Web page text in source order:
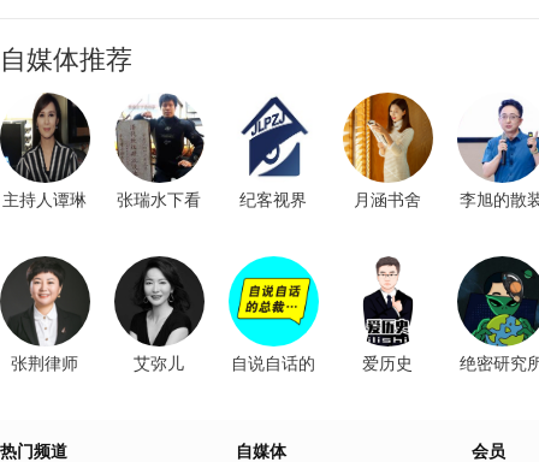
子卿文史站
古人防晒有装备
小谷数学课
柯西不等式秒了！
自媒体推荐
主持人谭琳
张瑞水下看
纪客视界 月涵书舍
李旭的散
张荆律师 艾弥儿
自说自话的
爱历史
绝密研究
热门频道 自媒体 会员